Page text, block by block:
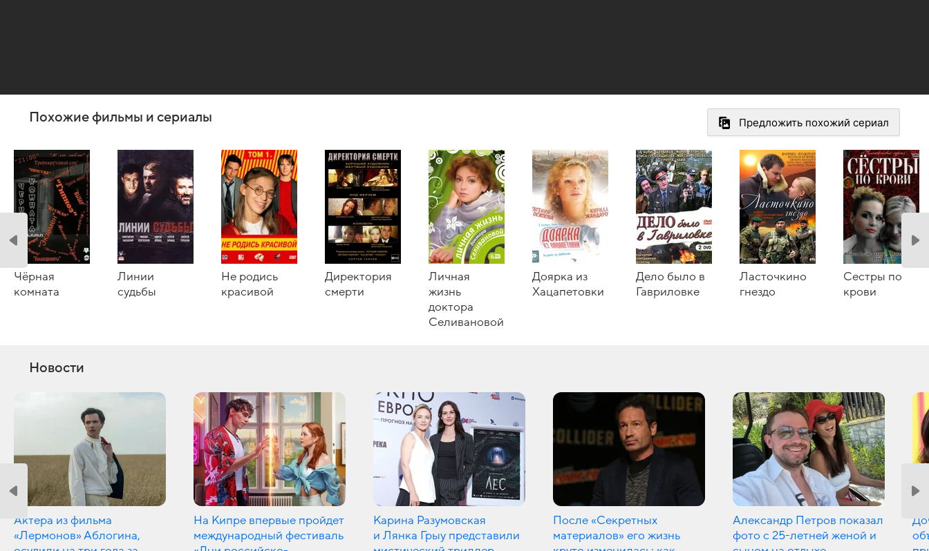
Предложить похожий сериал
Похожие фильмы и сериалы
Чёрная
комната
Линии
судьбы
Не родись
красивой
Директория
смерти
Личная
жизнь
доктора
Селивановой
Доярка из
Хацапетовки
Дело было в
Гавриловке
Ласточкино
гнездо
Сестры по
крови
Новости
Актера из фильма
«Лермонов» Аблогина,
На Кипре впервые пройдет
международный фестиваль
Карина Разумовская
и Лянка Грыу представили
После «Секретных
материалов» его жизнь
Александр Петров показал
фото с 25-летней женой и